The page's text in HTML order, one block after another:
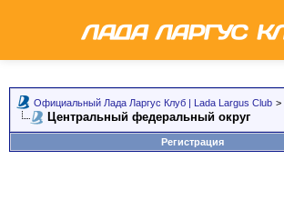
Официальный Лада Ларгус Клуб | Lada Largus Club >
Центральный федеральный округ
Регистрация